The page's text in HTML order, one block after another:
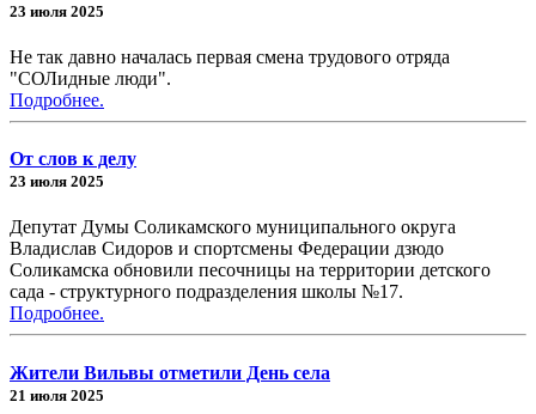
23 июля 2025
Не так давно началась первая смена трудового отряда
"СОЛидные люди".
Подробнее.
От слов к делу
23 июля 2025
Депутат Думы Соликамского муниципального округа
Владислав Сидоров и спортсмены Федерации дзюдо
Соликамска обновили песочницы на территории детского
сада - структурного подразделения школы №17.
Подробнее.
Жители Вильвы отметили День села
21 июля 2025